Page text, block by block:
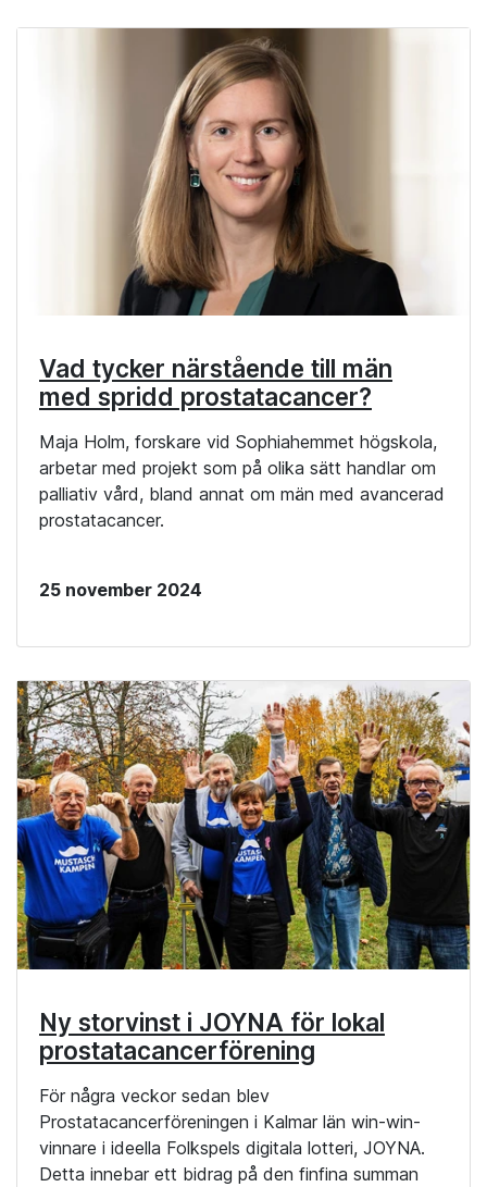
Vad tycker närstående till män
med spridd prostatacancer?
Maja Holm, forskare vid Sophiahemmet högskola,
arbetar med projekt som på olika sätt handlar om
palliativ vård, bland annat om män med avancerad
prostatacancer.
25 november 2024
Ny storvinst i JOYNA för lokal
prostatacancerförening
För några veckor sedan blev
Prostatacancerföreningen i Kalmar län win-win-
vinnare i ideella Folkspels digitala lotteri, JOYNA.
Detta innebar ett bidrag på den finfina summan